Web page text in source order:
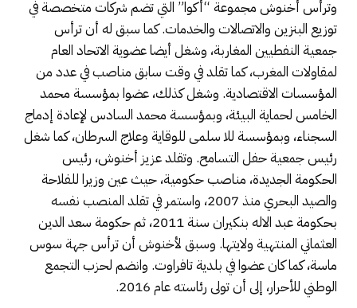
وترأس أخنوش مجموعة “أكوا” التي تضم شركات متخصصة في
توزيع البنزين والاتصالات والخدمات. كما سبق له أن ترأس
جمعية النفطيين المغاربة، وشغل أيضا عضوية الاتحاد العام
لمقاولات المغرب، كما تقلد في وقت سابق مناصب في عدد من
المؤسسات الاقتصادية. وشغل كذلك، عضوا بمؤسسة محمد
الخامس لحماية البيئة، وبمؤسسة محمد السادس لإعادة إدماج
السجناء، وبمؤسسة للا سلمى للوقاية وعلاج السرطان، كما شغل
رئيس جمعية حفل التسامح. وتقلد عزيز أخنوش، رئيس
الحكومة الجديدة، مناصب حكومية، حيث عين وزيرا للفلاحة
والصيد البحري منذ 2007، واستمر في تقلد المنصب نفسه
بحكومة عبد الاله بنكيران سنة 2011، ثم حكومة سعد الدين
العثماني المنتهية ولايتها. وسبق لأخنوش أن ترأس جهة سوس
ماسة، كما كان عضوا في بلدية تافراوت. وانضم لحزب التجمع
الوطني للأحرار، إلى أن تولى رئاسته عام 2016.